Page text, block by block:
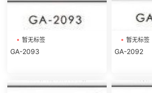
暂无标签
GA-2093
暂无标签
GA-2092